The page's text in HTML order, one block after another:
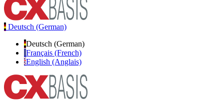
Deutsch (German)
Deutsch (German)
Français (French)
English (Anglais)